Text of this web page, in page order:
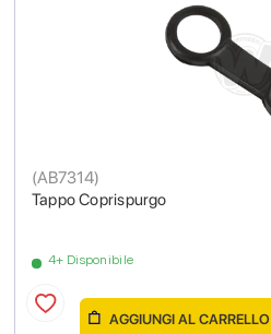
Tappo Coprispurgo
(AB7314)
4+ Disponibile
AGGIUNGI AL CARRELLO